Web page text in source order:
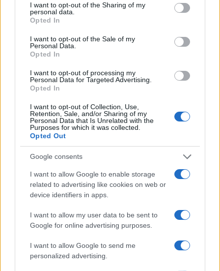
not limited to your visit or usage behaviour. You may click to
grant or deny consent to Google and its third-party tags to
use your data for below specified purposes in below Google
consent section.
I want to opt-out of the Sharing of my
personal data.
Opted In
I want to opt-out of the Sale of my
Personal Data.
Opted In
I want to opt-out of processing my
Personal Data for Targeted Advertising.
Opted In
I want to opt-out of Collection, Use,
Retention, Sale, and/or Sharing of my
Personal Data that Is Unrelated with the
Purposes for which it was collected.
Opted Out
Google consents
I want to allow Google to enable storage
related to advertising like cookies on web or
device identifiers in apps.
I want to allow my user data to be sent to
Google for online advertising purposes.
I want to allow Google to send me
personalized advertising.
ΜΠΑΣΚΕΤ USA
SAN ANTONIO SPURS
TONY PARKER
Ροή Ειδήσεων
09/08/26 - 13:22
Το Χονγκ Κονγκ κατέγραψε ρεκόρ ζέστης με 36,9
βαθμούς Κελσίου
09/08/26 - 12:46
Με πορεία μοτοσικλετιστών από όλες τις ελεύθερες
πόλεις της Κύπρου τιμήθηκε χθες η μνήμη του Τάσου
Ισαάκ και του Σολωμού Σολωμού
ΑΜΥΝΑ
8 Αυγούστου 1884: Τα εγκαίνια της Σχολής Ναυτικών
09/08/26 - 12:00